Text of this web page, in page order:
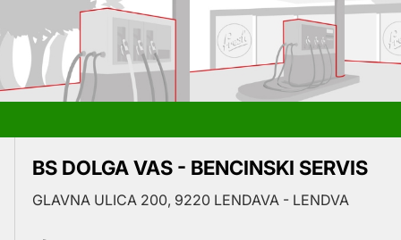
BS DOLGA VAS - BENCINSKI SERVIS
GLAVNA ULICA 200, 9220 LENDAVA - LENDVA